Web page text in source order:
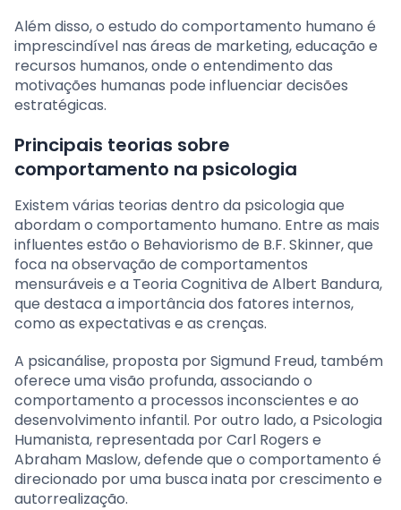
Além disso, o estudo do comportamento humano é
imprescindível nas áreas de marketing, educação e
recursos humanos, onde o entendimento das
motivações humanas pode influenciar decisões
estratégicas.
Principais teorias sobre
comportamento na psicologia
Existem várias teorias dentro da psicologia que
abordam o comportamento humano. Entre as mais
influentes estão o Behaviorismo de B.F. Skinner, que
foca na observação de comportamentos
mensuráveis e a Teoria Cognitiva de Albert Bandura,
que destaca a importância dos fatores internos,
como as expectativas e as crenças.
A psicanálise, proposta por Sigmund Freud, também
oferece uma visão profunda, associando o
comportamento a processos inconscientes e ao
desenvolvimento infantil. Por outro lado, a Psicologia
Humanista, representada por Carl Rogers e
Abraham Maslow, defende que o comportamento é
direcionado por uma busca inata por crescimento e
autorrealização.